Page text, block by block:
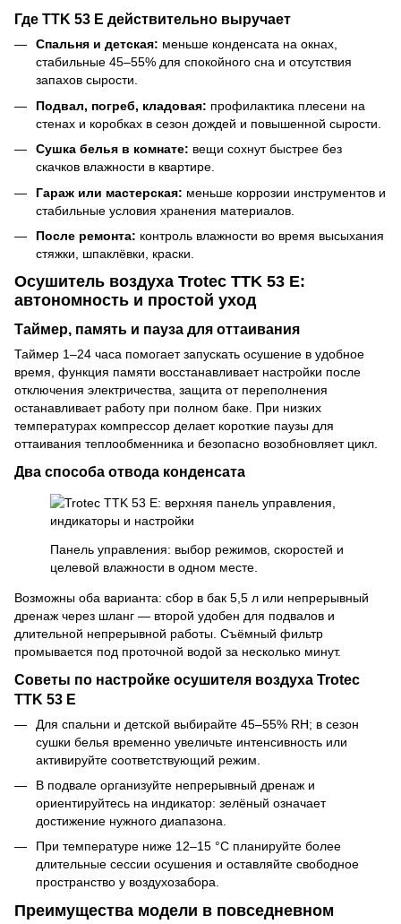
Где TTK 53 E действительно выручает
Спальня и детская: меньше конденсата на окнах,
стабильные 45–55% для спокойного сна и отсутствия
запахов сырости.
Подвал, погреб, кладовая: профилактика плесени на
стенах и коробках в сезон дождей и повышенной сырости.
Сушка белья в комнате: вещи сохнут быстрее без
скачков влажности в квартире.
Гараж или мастерская: меньше коррозии инструментов и
стабильные условия хранения материалов.
После ремонта: контроль влажности во время высыхания
стяжки, шпаклёвки, краски.
Осушитель воздуха Trotec TTK 53 E:
автономность и простой уход
Таймер, память и пауза для оттаивания
Таймер 1–24 часа помогает запускать осушение в удобное
время, функция памяти восстанавливает настройки после
отключения электричества, защита от переполнения
останавливает работу при полном баке. При низких
температурах компрессор делает короткие паузы для
оттаивания теплообменника и безопасно возобновляет цикл.
Два способа отвода конденсата
Панель управления: выбор режимов, скоростей и
целевой влажности в одном месте.
Возможны оба варианта: сбор в бак 5,5 л или непрерывный
дренаж через шланг — второй удобен для подвалов и
длительной непрерывной работы. Съёмный фильтр
промывается под проточной водой за несколько минут.
Советы по настройке осушителя воздуха Trotec
TTK 53 E
Для спальни и детской выбирайте 45–55% RH; в сезон
сушки белья временно увеличьте интенсивность или
активируйте соответствующий режим.
В подвале организуйте непрерывный дренаж и
ориентируйтесь на индикатор: зелёный означает
достижение нужного диапазона.
При температуре ниже 12–15 °C планируйте более
длительные сессии осушения и оставляйте свободное
пространство у воздухозабора.
Преимущества модели в повседневном